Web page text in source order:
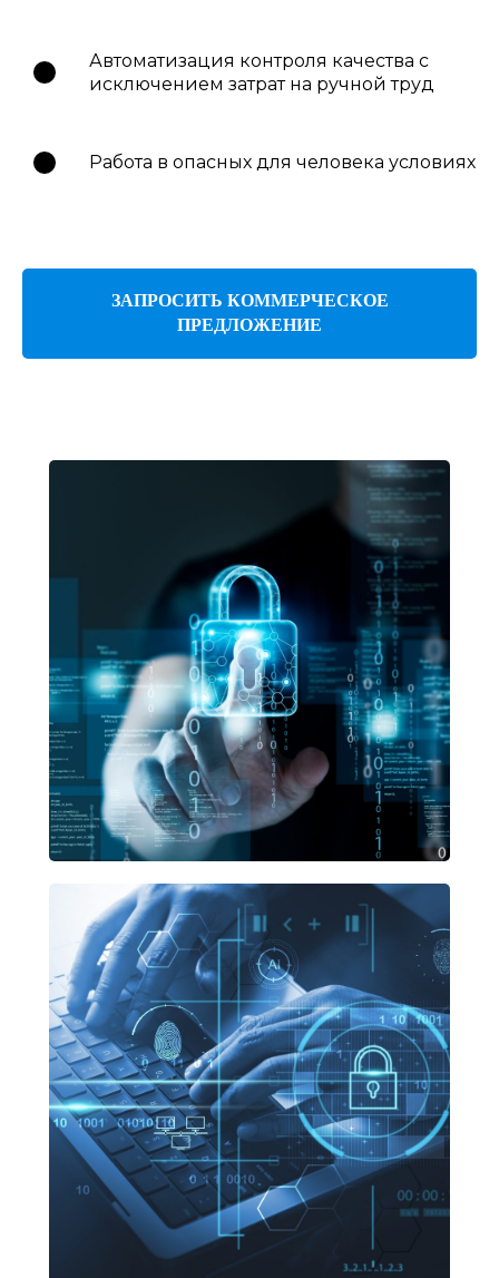
Автоматизация контроля качества с
исключением затрат на ручной труд
Работа в опасных для человека условиях
ЗАПРОСИТЬ КОММЕРЧЕСКОЕ
ПРЕДЛОЖЕНИЕ